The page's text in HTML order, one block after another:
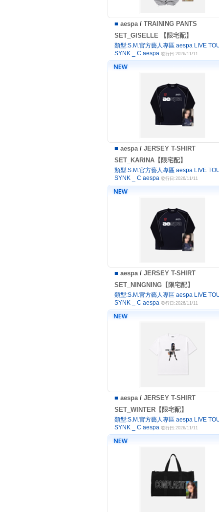
■ aespa/ TRAINING PANTS
SET_GISELLE 【限宅配】
類型:S.M.官方藝人專區 aespa LIVE
SYNK _ C aespa 發行日:2026/11/11
■ aespa/ JERSEY T-SHIRT
SET_KARINA【限宅配】
類型:S.M.官方藝人專區 aespa LIVE
SYNK _ C aespa 發行日:2026/11/11
■ aespa/ JERSEY T-SHIRT
SET_NINGNING【限宅配】
類型:S.M.官方藝人專區 aespa LIVE
SYNK _ C aespa 發行日:2026/11/11
■ aespa/ JERSEY T-SHIRT
SET_WINTER【限宅配】
類型:S.M.官方藝人專區 aespa LIVE
SYNK _ C aespa 發行日:2026/11/11